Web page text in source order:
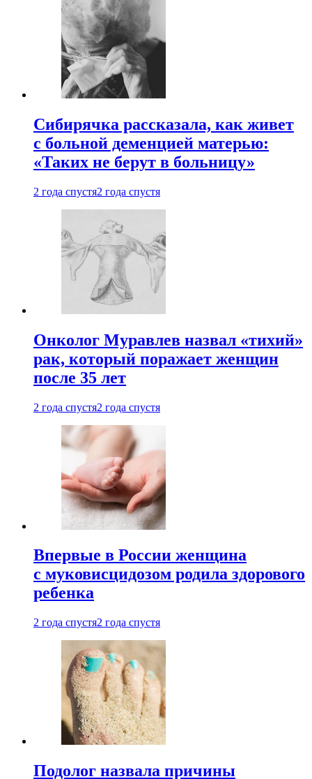
Сибирячка рассказала, как живет
с больной деменцией матерью:
«Таких не берут в больницу»
2 года спустя2 года спустя
Онколог Муравлев назвал «тихий»
рак, который поражает женщин
после 35 лет
2 года спустя2 года спустя
Впервые в России женщина
с муковисцидозом родила здорового
ребенка
2 года спустя2 года спустя
Подолог назвала причины